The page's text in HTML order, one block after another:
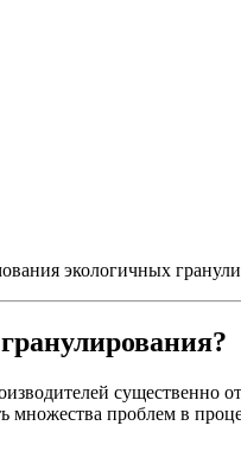
экологичных
существенно
проблем в